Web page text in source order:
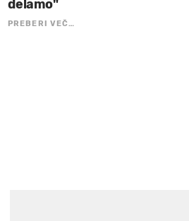
delamo"
PREBERI VEČ…